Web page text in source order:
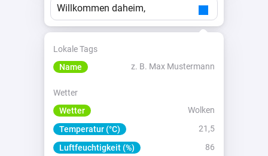
Willkommen daheim,
Lokale Tags
Name
z. B. Max Mustermann
Wetter
Wetter
Wolken
Temperatur (°C)
21,5
Luftfeuchtigkeit (%)
86